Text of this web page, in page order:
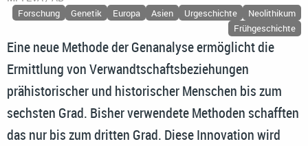
Forschung Genetik Europa Asien Urgeschichte
Neolithikum
Frühgeschichte
Eine neue Methode der Genanalyse ermöglicht die
Ermittlung von Verwandtschaftsbeziehungen
prähistorischer und historischer Menschen bis zum
sechsten Grad. Bisher verwendete Methoden schafften
das nur bis zum dritten Grad. Diese Innovation wird